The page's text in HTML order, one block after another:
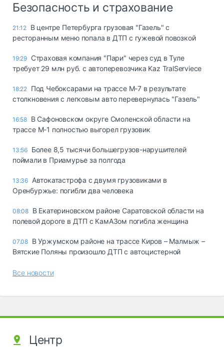
Безопасность и страхование
21:12 В центре Петербурга грузовая "Газель" с
ресторанным меню попала в ДТП с гужевой повозкой
19:29 Страховая компания "Пари" через суд в Туле
требует 29 млн руб. с автоперевозчика Kaz TralServiece
18:22 Под Чебоксарами на трассе М-7 в результате
столкновения с легковым авто перевернулась "Газель"
16:58 В Сафоновском округе Смоленской области на
трассе М-1 полностью выгорел грузовик
13:56 Более 8,5 тысячи большегрузов-нарушителей
поймали в Приамурье за полгода
13:36 Автокатастрофа с двумя грузовиками в
Оренбуржье: погибли два человека
08:08 В Екатериновском районе Саратовской области на
полевой дороге в ДТП с КамАЗом погибла женщина
07.08 В Уржумском районе на трассе Киров – Малмыж –
Вятские Поляны произошло ДТП с автоцистерной
Все новости
Центр